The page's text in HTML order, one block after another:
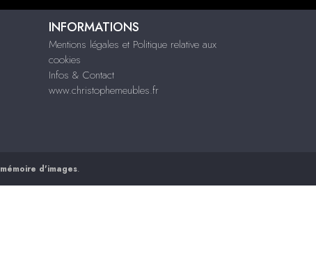
INFORMATIONS
Mentions légales et Politique relative aux
cookies
Infos & Contact
www.christophemeubles.fr
mémoire d'images.